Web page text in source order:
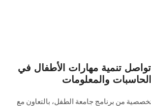
تنمية مهارات الأطفال في
الحاسبات والمعلومات
من برنامج جامعة الطفل، بالتعاون مع